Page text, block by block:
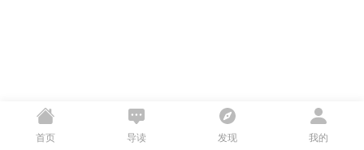
首页 导读 发现 我的